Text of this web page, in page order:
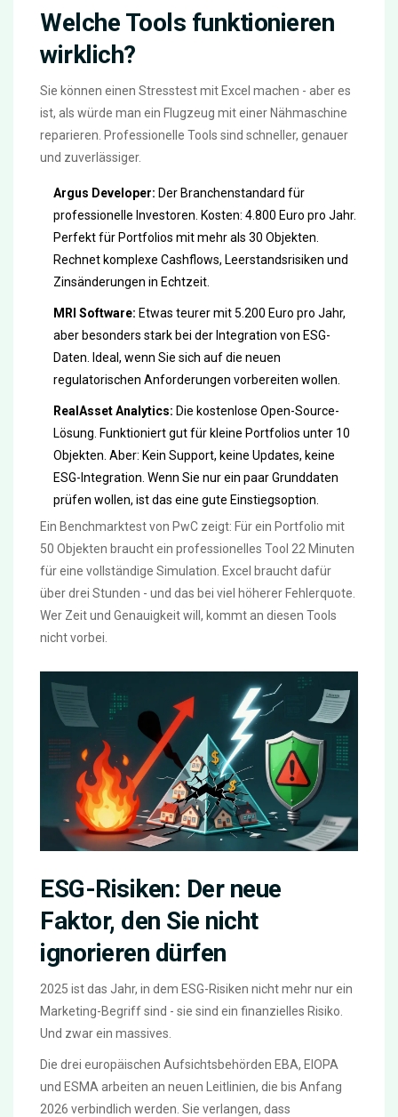
Welche Tools funktionieren
wirklich?
Sie können einen Stresstest mit Excel machen - aber es
ist, als würde man ein Flugzeug mit einer Nähmaschine
reparieren. Professionelle Tools sind schneller, genauer
und zuverlässiger.
Argus Developer: Der Branchenstandard für
professionelle Investoren. Kosten: 4.800 Euro pro Jahr.
Perfekt für Portfolios mit mehr als 30 Objekten.
Rechnet komplexe Cashflows, Leerstandsrisiken und
Zinsänderungen in Echtzeit.
MRI Software: Etwas teurer mit 5.200 Euro pro Jahr,
aber besonders stark bei der Integration von ESG-
Daten. Ideal, wenn Sie sich auf die neuen
regulatorischen Anforderungen vorbereiten wollen.
RealAsset Analytics: Die kostenlose Open-Source-
Lösung. Funktioniert gut für kleine Portfolios unter 10
Objekten. Aber: Kein Support, keine Updates, keine
ESG-Integration. Wenn Sie nur ein paar Grunddaten
prüfen wollen, ist das eine gute Einstiegsoption.
Ein Benchmarktest von PwC zeigt: Für ein Portfolio mit
50 Objekten braucht ein professionelles Tool 22 Minuten
für eine vollständige Simulation. Excel braucht dafür
über drei Stunden - und das bei viel höherer Fehlerquote.
Wer Zeit und Genauigkeit will, kommt an diesen Tools
nicht vorbei.
ESG-Risiken: Der neue
Faktor, den Sie nicht
ignorieren dürfen
2025 ist das Jahr, in dem ESG-Risiken nicht mehr nur ein
Marketing-Begriff sind - sie sind ein finanzielles Risiko.
Und zwar ein massives.
Die drei europäischen Aufsichtsbehörden EBA, EIOPA
und ESMA arbeiten an neuen Leitlinien, die bis Anfang
2026 verbindlich werden. Sie verlangen, dass